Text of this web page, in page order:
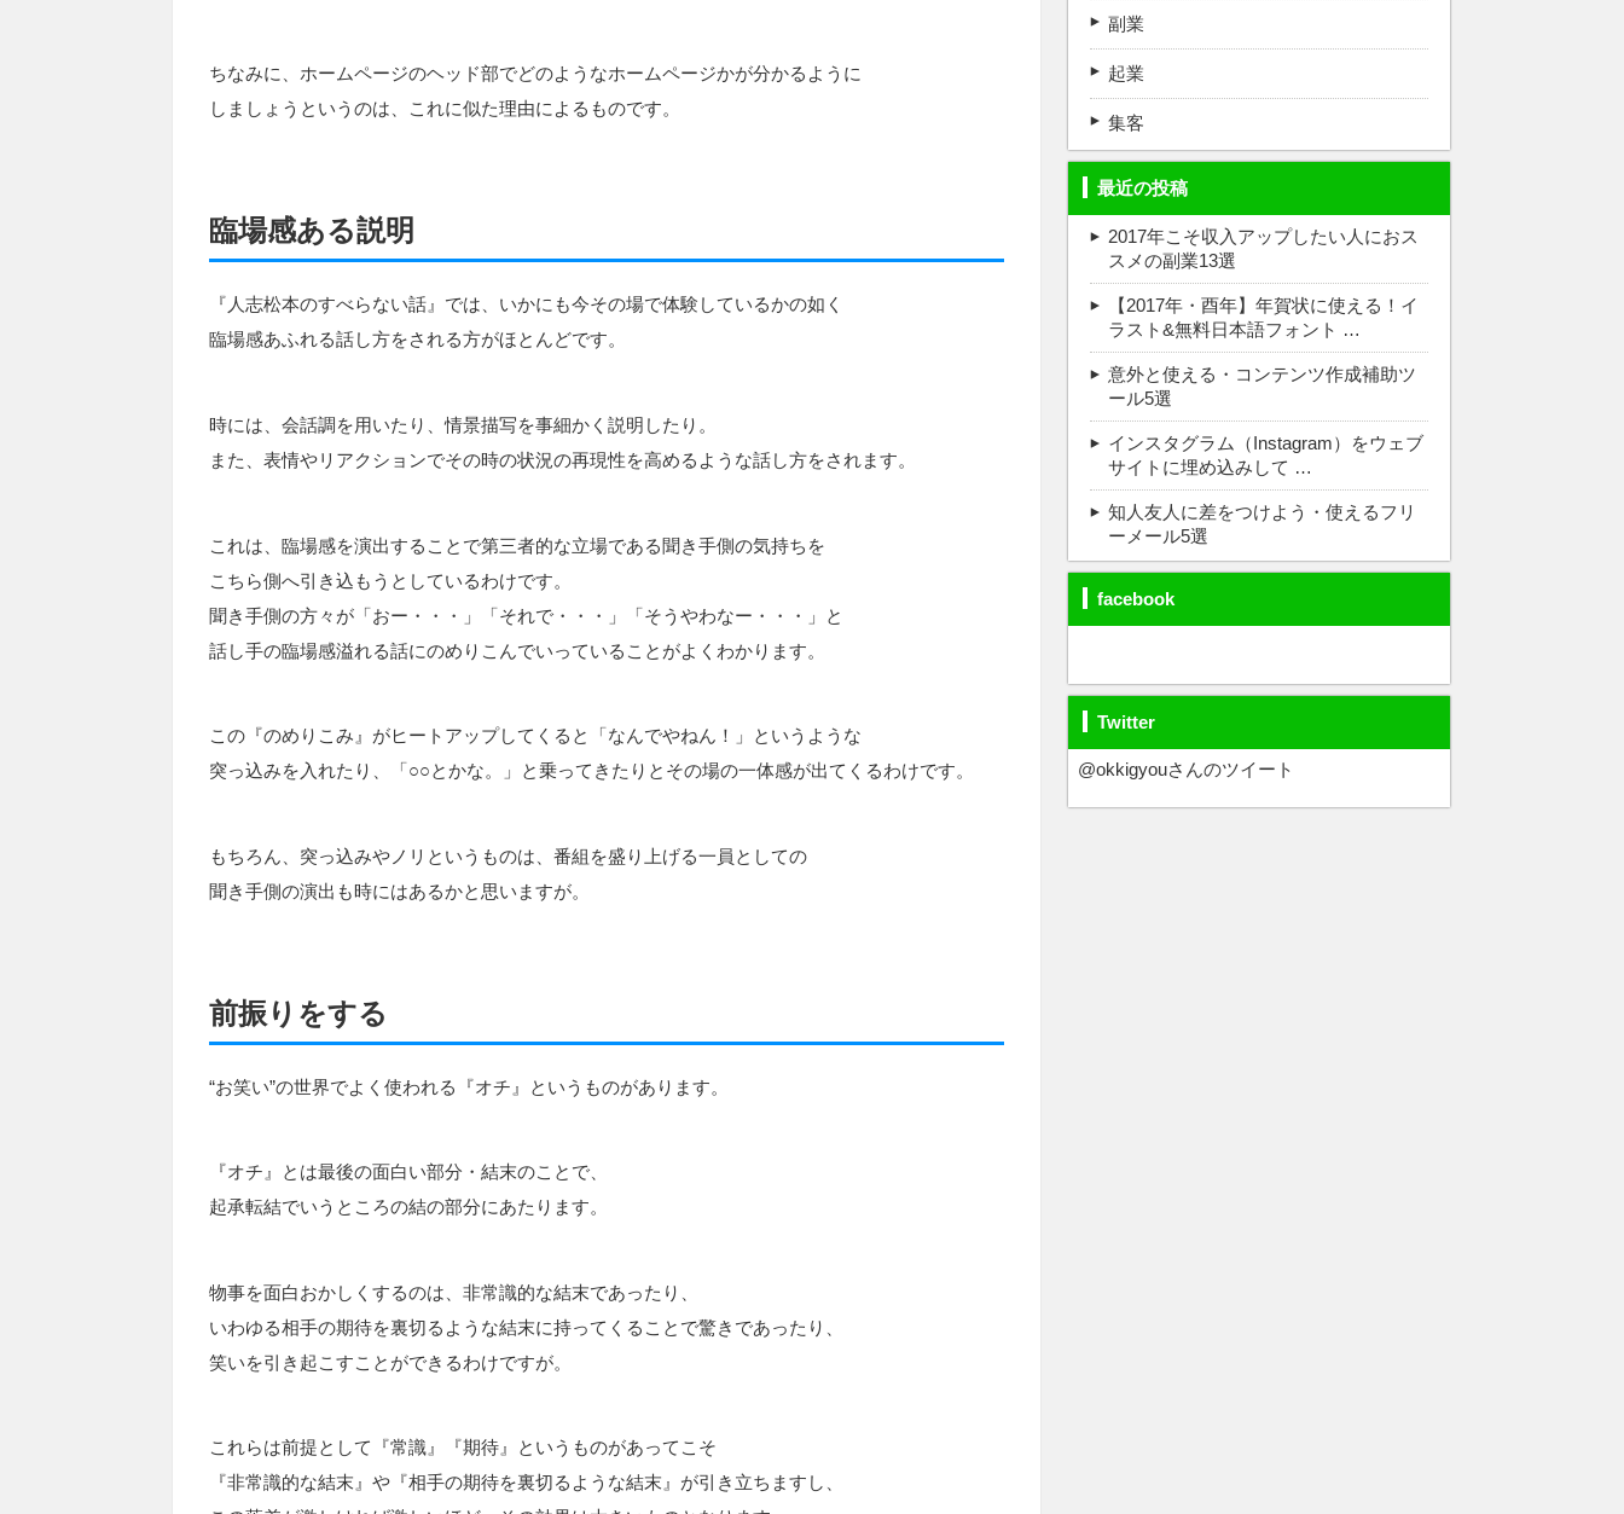
ちなみに、ホームページのヘッド部でどのようなホームページかが分かるように
しましょうというのは、これに似た理由によるものです。
臨場感ある説明
『人志松本のすべらない話』では、いかにも今その場で体験しているかの如く
臨場感あふれる話し方をされる方がほとんどです。
時には、会話調を用いたり、情景描写を事細かく説明したり。
また、表情やリアクションでその時の状況の再現性を高めるような話し方をされます。
これは、臨場感を演出することで第三者的な立場である聞き手側の気持ちを
こちら側へ引き込もうとしているわけです。
聞き手側の方々が「おー・・・」「それで・・・」「そうやわなー・・・」と
話し手の臨場感溢れる話にのめりこんでいっていることがよくわかります。
この『のめりこみ』がヒートアップしてくると「なんでやねん！」というような
突っ込みを入れたり、「○○とかな。」と乗ってきたりとその場の一体感が出てくるわけです。
もちろん、突っ込みやノリというものは、番組を盛り上げる一員としての
聞き手側の演出も時にはあるかと思いますが。
前振りをする
“お笑い”の世界でよく使われる『オチ』というものがあります。
『オチ』とは最後の面白い部分・結末のことで、
起承転結でいうところの結の部分にあたります。
物事を面白おかしくするのは、非常識的な結末であったり、
いわゆる相手の期待を裏切るような結末に持ってくることで驚きであったり、
笑いを引き起こすことができるわけですが。
これらは前提として『常識』『期待』というものがあってこそ
『非常識的な結末』や『相手の期待を裏切るような結末』が引き立ちますし、
副業
起業
集客
最近の投稿
2017年こそ収入アップしたい人におス
スメの副業13選
【2017年・酉年】年賀状に使える！イ
ラスト&無料日本語フォント …
意外と使える・コンテンツ作成補助ツ
ール5選
インスタグラム（Instagram）をウェブ
サイトに埋め込みして …
知人友人に差をつけよう・使えるフリ
ーメール5選
facebook
Twitter
@okkigyouさんのツイート